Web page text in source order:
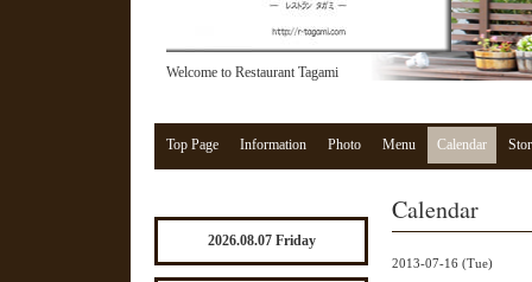
Welcome to Restaurant Tagami
Top Page Information Photo Menu Calendar
Calendar
2013-07-16 (Tue)
2026.08.07 Friday